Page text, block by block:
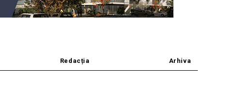
Redacția Arhiva